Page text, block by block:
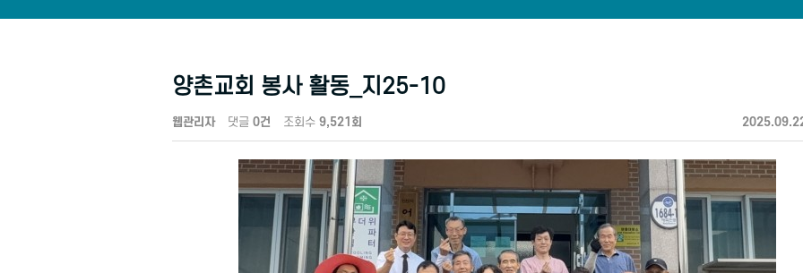
양촌교회 봉사 활동_지25-10
웹관리자 댓글 0건 조회수 9,521회